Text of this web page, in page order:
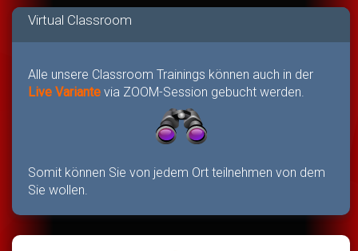
Virtual Classroom
Alle unsere Classroom Trainings können auch in der
Live Variante via ZOOM-Session gebucht werden.
Somit können Sie von jedem Ort teilnehmen von dem
Sie wollen.